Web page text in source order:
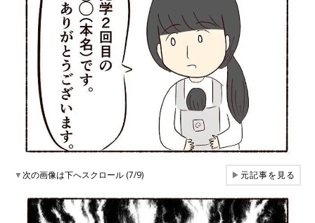
▼次の画像は下へスクロール (7/9) ▶元記事を見る